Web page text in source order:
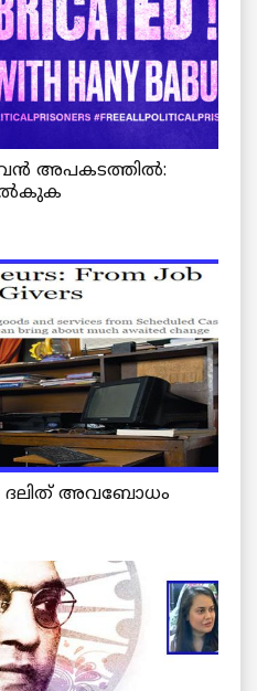
അപകടത്തിൽ:
ദലിത് അവബോധം